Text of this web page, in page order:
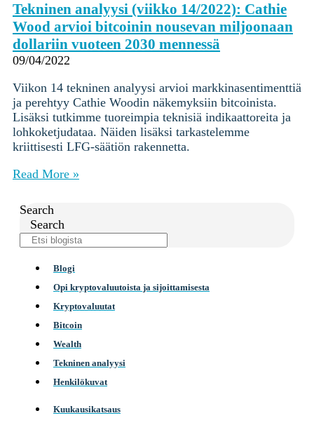
Tekninen analyysi (viikko 14/2022): Cathie
Wood arvioi bitcoinin nousevan miljoonaan
dollariin vuoteen 2030 mennessä
09/04/2022
Viikon 14 tekninen analyysi arvioi markkinasentimenttiä
ja perehtyy Cathie Woodin näkemyksiin bitcoinista.
Lisäksi tutkimme tuoreimpia teknisiä indikaattoreita ja
lohkoketjudataa. Näiden lisäksi tarkastelemme
kriittisesti LFG-säätiön rakennetta.
Read More »
Search
Search
Blogi
Opi kryptovaluutoista ja sijoittamisesta
Kryptovaluutat
Bitcoin
Wealth
Tekninen analyysi
Henkilökuvat
Kuukausikatsaus